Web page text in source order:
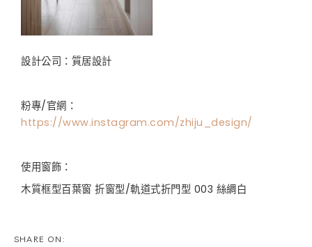
設計公司：質居設計
粉專/官網：
https://www.instagram.com/zhiju_design/
使用窗飾：
木質框型百葉窗 折窗型/軌道式折門型 003 絲綢白
SHARE ON: